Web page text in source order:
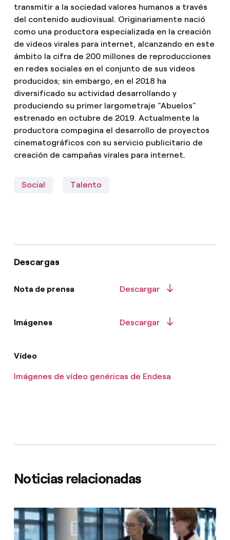
transmitir a la sociedad valores humanos a través
del contenido audiovisual. Originariamente nació
como una productora especializada en la creación
de videos virales para internet, alcanzando en este
ámbito la cifra de 200 millones de reproducciones
en redes sociales en el conjunto de sus videos
producidos; sin embargo, en el 2018 ha
diversificado su actividad desarrollando y
produciendo su primer largometraje "Abuelos"
estrenado en octubre de 2019. Actualmente la
productora compagina el desarrollo de proyectos
cinematográficos con su servicio publicitario de
creación de campañas virales para internet.
Social Talento
Descargas
Nota de prensa Descargar
Imágenes Descargar
Vídeo
Imágenes de vídeo genéricas de Endesa
Noticias relacionadas